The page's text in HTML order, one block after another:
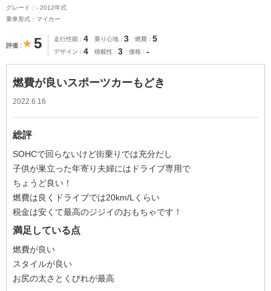
グレード：- 2012年式
乗車形式：マイカー
評価 5 走行性能 4 乗り心地 3 燃費 5
デザイン 4 積載性 3 価格 -
燃費が良いスポーツカーもどき
2022.6.16
総評
SOHCで回らないけど街乗りでは充分だし
子供が巣立った年寄り夫婦にはドライブ専用で
ちょうど良い！
燃費は良くドライブでは20km/Lくらい
税金は安くて最高のジジイのおもちゃです！
満足している点
燃費が良い
スタイルが良い
お尻の太さとくびれが最高